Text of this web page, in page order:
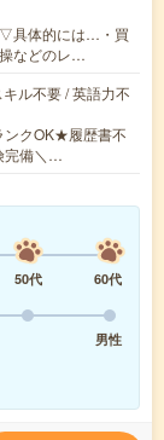
▽具体的には…・買
などのレ…
ル不要 / 英語力不
ンクOK★履歴書不
完備＼…
50代
60代
男性